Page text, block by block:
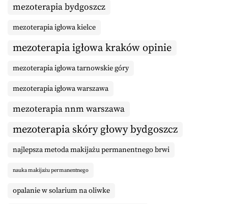
mezoterapia bydgoszcz
mezoterapia igłowa kielce
mezoterapia igłowa kraków opinie
mezoterapia igłowa tarnowskie góry
mezoterapia igłowa warszawa
mezoterapia nnm warszawa
mezoterapia skóry głowy bydgoszcz
najlepsza metoda makijażu permanentnego brwi
nauka makijażu permanentnego
opalanie w solarium na oliwke